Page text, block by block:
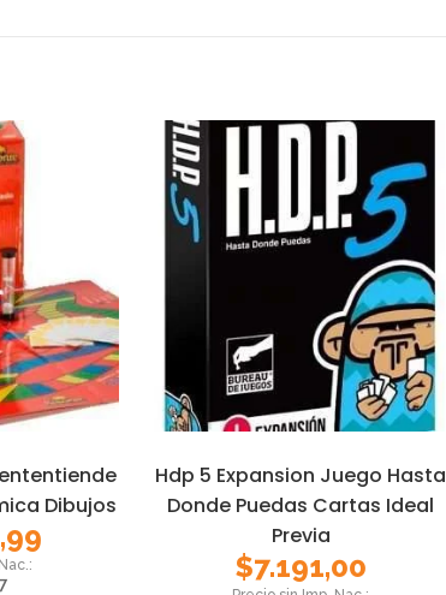
Dibujos
Hdp 5 Expansion Juego Hasta
Donde Puedas Cartas Ideal
Previa
$7.191,00